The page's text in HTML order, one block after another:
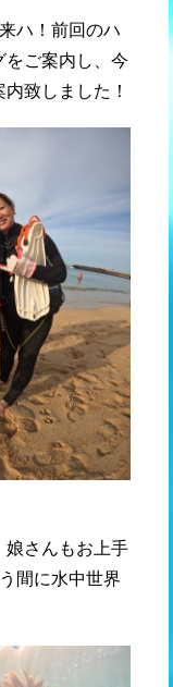
ハ！前回のハ
ご案内し、今
致しました！
娘さんもお上手
間に水中世界